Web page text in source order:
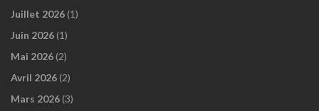
Juillet 2026 (1)
Juin 2026 (1)
Mai 2026 (2)
Avril 2026 (2)
Mars 2026 (3)